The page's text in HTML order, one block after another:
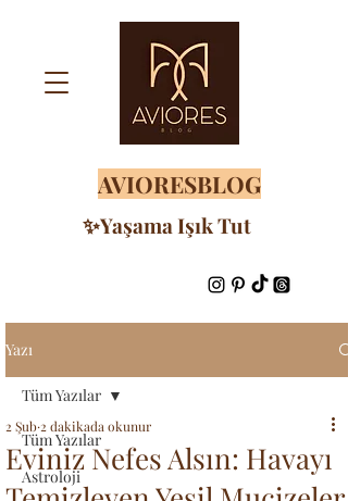
AVIORESBLOG
✨Yaşama Işık Tut
Yazı
Tüm Yazılar
Astroloji
Tüm Yazılar
Eviniz Nefes Alsın: Havayı
2 Şub 2 dakikada okunur